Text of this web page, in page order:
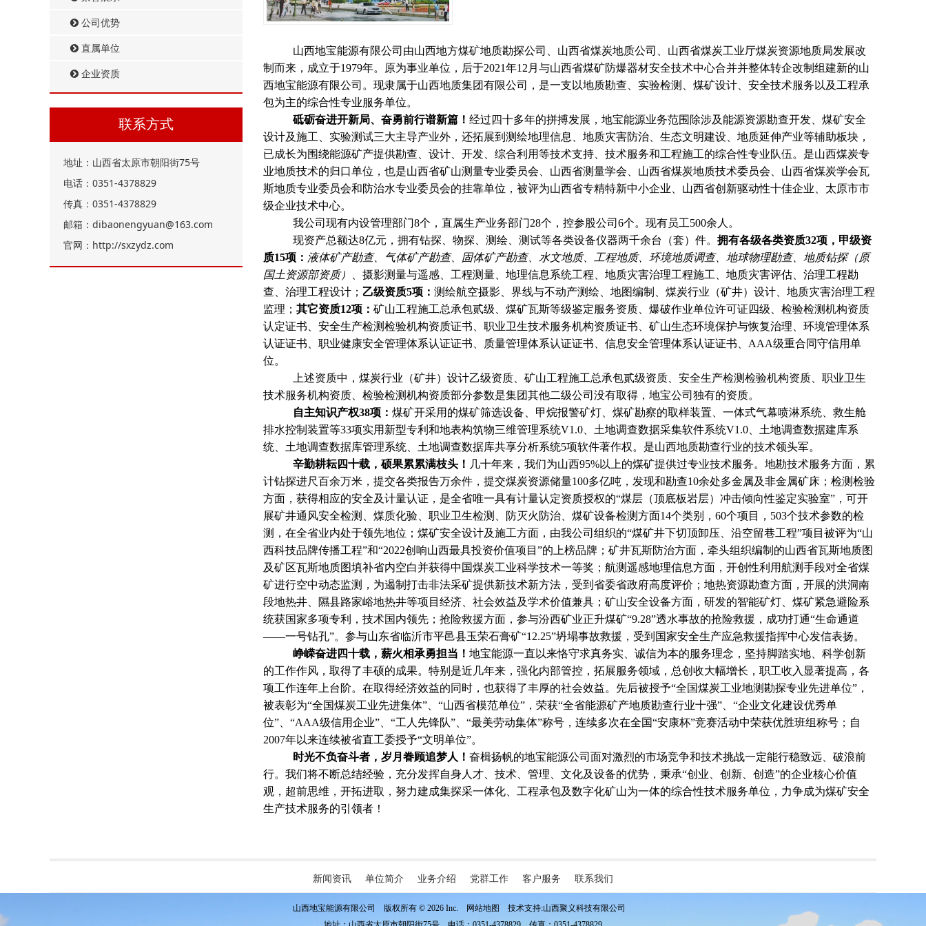
公司优势
直属单位
企业资质
联系方式
地址：山西省太原市朝阳街75号
电话：0351-4378829
传真：0351-4378829
邮箱：dibaonengyuan@163.com
官网：http://sxzydz.com
山西地宝能源有限公司由山西地方煤矿地质勘探公司、山西省煤炭地质公司、山西省煤炭工业厅煤炭资源地质局发展改
制而来，成立于1979年。原为事业单位，后于2021年12月与山西省煤矿防爆器材安全技术中心合并并整体转企改制组建新的山
西地宝能源有限公司。现隶属于山西地质集团有限公司，是一支以地质勘查、实验检测、煤矿设计、安全技术服务以及工程承
包为主的综合性专业服务单位。
砥砺奋进开新局、奋勇前行谱新篇！ 经过四十多年的拼搏发展，地宝能源业务范围除涉及能源资源勘查开发、煤矿安全
设计及施工、实验测试三大主导产业外，还拓展到测绘地理信息、地质灾害防治、生态文明建设、地质延伸产业等辅助板块，
已成长为围绕能源矿产提供勘查、设计、开发、综合利用等技术支持、技术服务和工程施工的综合性专业队伍。是山西煤炭专
业地质技术的归口单位，也是山西省矿山测量专业委员会、山西省测量学会、山西省煤炭地质技术委员会、山西省煤炭学会瓦
斯地质专业委员会和防治水专业委员会的挂靠单位，被评为山西省专精特新中小企业、山西省创新驱动性十佳企业、太原市市
级企业技术中心。
我公司现有内设管理部门8个，直属生产业务部门28个，控参股公司6个。现有员工500余人。
现资产总额达8亿元，拥有钻探、物探、测绘、测试等各类设备仪器两千余台（套）件。 拥有各级各类资质32项，甲级资
质15项： 液体矿产勘查、气体矿产勘查、固体矿产勘查、水文地质、工程地质、环境地质调查、地球物理勘查、地质钻探（原
国土资源部资质）
、摄影测量与遥感、工程测量、地理信息系统工程、地质灾害治理工程施工、地质灾害评估、治理工程勘
查、治理工程设计； 乙级资质5项： 测绘航空摄影、界线与不动产测绘、地图编制、煤炭行业（矿井）设计、地质灾害治理工程
监理； 其它资质12项： 矿山工程施工总承包贰级、煤矿瓦斯等级鉴定服务资质、爆破作业单位许可证四级、检验检测机构资质
认定证书、安全生产检测检验机构资质证书、职业卫生技术服务机构资质证书、矿山生态环境保护与恢复治理、环境管理体系
认证证书、职业健康安全管理体系认证证书、质量管理体系认证证书、信息安全管理体系认证证书、 AAA级重合同守信用单
位。
上述资质中，煤炭行业（矿井）设计乙级资质、矿山工程施工总承包贰级资质、安全生产检测检验机构资质、职业卫生
技术服务机构资质、检验检测机构资质部分参数是集团其他二级公司没有取得，地宝公司独有的资质。
自主知识产权38项： 煤矿开采用的煤矿筛选设备、甲烷报警矿灯、煤矿勘察的取样装置、一体式气幕喷淋系统、救生舱
排水控制装置等33项实用新型专利和地表构筑物三维管理系统V1.0、土地调查数据采集软件系统V1.0、土地调查数据建库系
统、土地调查数据库管理系统、土地调查数据库共享分析系统5项软件著作权。是山西地质勘查行业的技术领头军。
辛勤耕耘四十载，硕果累累满枝头！ 几十年来，我们为山西95%以上的煤矿提供过专业技术服务。地勘技术服务方面，累
计钻探进尺百余万米，提交各类报告万余件，提交煤炭资源储量100多亿吨，发现和勘查10余处多金属及非金属矿床；检测检验
方面，获得相应的安全及计量认证，是全省唯一具有计量认定资质授权的“煤层（顶底板岩层）冲击倾向性鉴定实验室”，可开
展矿井通风安全检测、煤质化验、职业卫生检测、防灭火防治、煤矿设备检测方面14个类别，60个项目，503个技术参数的检
测，在全省业内处于领先地位；煤矿安全设计及施工方面，由我公司组织的“煤矿井下切顶卸压、沿空留巷工程”项目被评为“山
西科技品牌传播工程”和“2022创响山西最具投资价值项目”的上榜品牌；矿井瓦斯防治方面，牵头组织编制的山西省瓦斯地质图
及矿区瓦斯地质图填补省内空白并获得中国煤炭工业科学技术一等奖；航测遥感地理信息方面，开创性利用航测手段对全省煤
矿进行空中动态监测，为遏制打击非法采矿提供新技术新方法，受到省委省政府高度评价；地热资源勘查方面，开展的洪洞南
段地热井、隰县路家峪地热井等项目经济、社会效益及学术价值兼具；矿山安全设备方面，研发的智能矿灯、煤矿紧急避险系
统获国家多项专利，技术国内领先；抢险救援方面，参与汾西矿业正升煤矿“9.28”透水事故的抢险救援，成功打通“生命通道
——一号钻孔”。参与山东省临沂市平邑县玉荣石膏矿“12.25”坍塌事故救援，受到国家安全生产应急救援指挥中心发信表扬。
峥嵘奋进四十载，薪火相承勇担当！ 地宝能源一直以来恪守求真务实、诚信为本的服务理念，坚持脚踏实地、科学创新
的工作作风，取得了丰硕的成果。特别是近几年来，强化内部管控，拓展服务领域，总创收大幅增长，职工收入显著提高，各
项工作连年上台阶。在取得经济效益的同时，也获得了丰厚的社会效益。先后被授予“全国煤炭工业地测勘探专业先进单位”，
被表彰为“全国煤炭工业先进集体”、“山西省模范单位”，荣获“全省能源矿产地质勘查行业十强”、“企业文化建设优秀单
位”、“AAA级信用企业”、“工人先锋队”、“最美劳动集体”称号，连续多次在全国“安康杯”竞赛活动中荣获优胜班组称号；自
2007年以来连续被省直工委授予“文明单位”。
时光不负奋斗者，岁月眷顾追梦人！ 奋楫扬帆的地宝能源公司面对激烈的市场竞争和技术挑战一定能行稳致远、破浪前
行。我们将不断总结经验，充分发挥自身人才、技术、管理、文化及设备的优势，秉承“创业、创新、创造”的企业核心价值
观，超前思维，开拓进取，努力建成集探采一体化、工程承包及数字化矿山为一体的综合性技术服务单位，力争成为煤矿安全
生产技术服务的引领者！
新闻资讯 单位简介 业务介绍 党群工作 客户服务 联系我们
山西地宝能源有限公司 版权所有 © 2026 Inc. 网站地图
技术支持:山西聚义科技有限公司